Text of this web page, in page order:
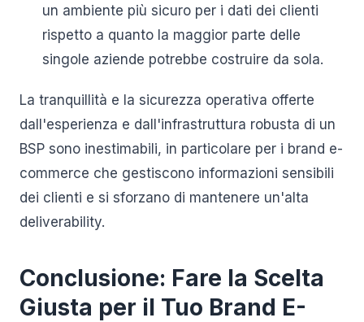
un ambiente più sicuro per i dati dei clienti
rispetto a quanto la maggior parte delle
singole aziende potrebbe costruire da sola.
La tranquillità e la sicurezza operativa offerte
dall'esperienza e dall'infrastruttura robusta di un
BSP sono inestimabili, in particolare per i brand e-
commerce che gestiscono informazioni sensibili
dei clienti e si sforzano di mantenere un'alta
deliverability.
Conclusione: Fare la Scelta
Giusta per il Tuo Brand E-